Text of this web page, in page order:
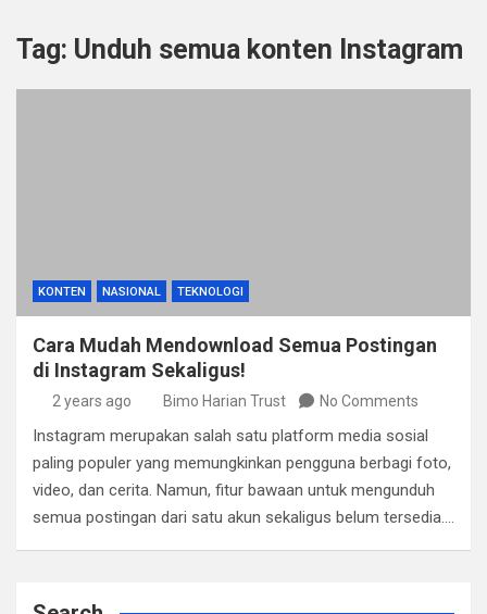
Tag: Unduh semua konten Instagram
KONTEN NASIONAL TEKNOLOGI
Cara Mudah Mendownload Semua Postingan
di Instagram Sekaligus!
2 years ago Bimo Harian Trust No Comments
Instagram merupakan salah satu platform media sosial
paling populer yang memungkinkan pengguna berbagi foto,
video, dan cerita. Namun, fitur bawaan untuk mengunduh
semua postingan dari satu akun sekaligus belum tersedia.…